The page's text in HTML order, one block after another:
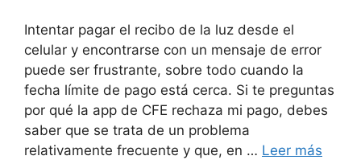
Intentar pagar el recibo de la luz desde el
celular y encontrarse con un mensaje de error
puede ser frustrante, sobre todo cuando la
fecha límite de pago está cerca. Si te preguntas
por qué la app de CFE rechaza mi pago, debes
saber que se trata de un problema
relativamente frecuente y que, en … Leer más